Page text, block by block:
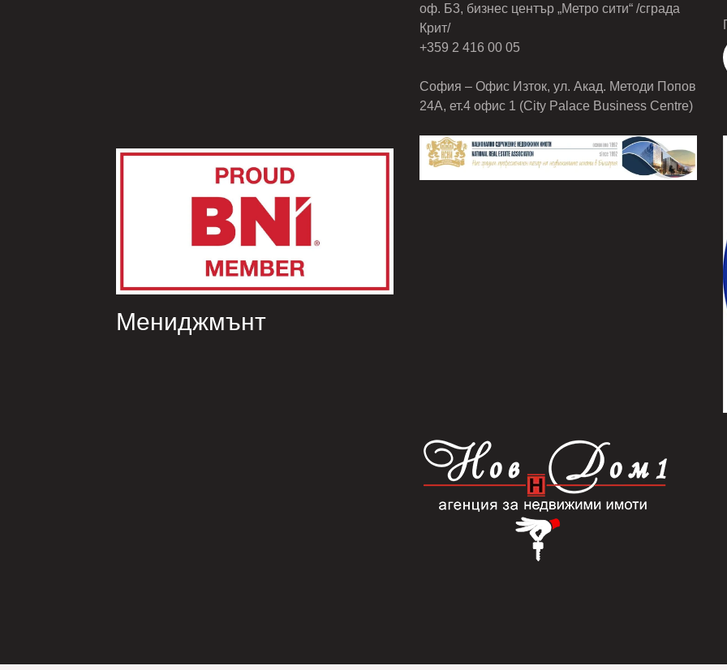
оф. Б3, бизнес център „Метро сити“ /сграда
Крит/
+359 2 416 00 05
София – Офис Изток, ул. Акад. Методи Попов
24А, ет.4 офис 1 (City Palace Business Centre)
Мениджмънт